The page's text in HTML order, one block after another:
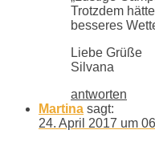
Trotzdem
besseres
Liebe Grüße
Silvana
antworten
Martina sagt:
24. April 2017 um